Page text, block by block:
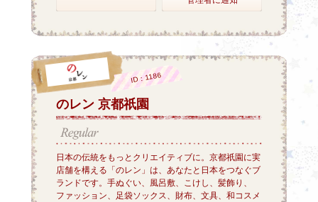
のレン 京都祇園
ID：1186
日本の伝統をもっとクリエイティブに。京都祇園に実
店舗を構える「のレン」は、あなたと日本をつなぐブ
ランドです。手ぬぐい、風呂敷、こけし、髪飾り、
ファッション、足袋ソックス、財布、文具、和コスメ